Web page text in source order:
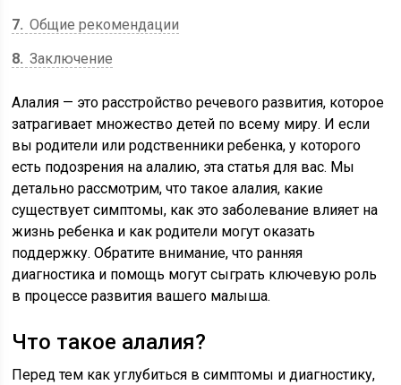
7 Общие рекомендации
8 Заключение
Алалия — это расстройство речевого развития, которое
затрагивает множество детей по всему миру. И если
вы родители или родственники ребенка, у которого
есть подозрения на алалию, эта статья для вас. Мы
детально рассмотрим, что такое алалия, какие
существует симптомы, как это заболевание влияет на
жизнь ребенка и как родители могут оказать
поддержку. Обратите внимание, что ранняя
диагностика и помощь могут сыграть ключевую роль
в процессе развития вашего малыша.
Что такое алалия?
Перед тем как углубиться в симптомы и диагностику,